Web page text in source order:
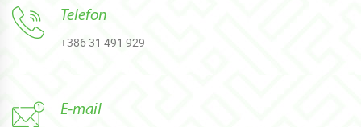
Telefon
+386 31 491 929
E-mail